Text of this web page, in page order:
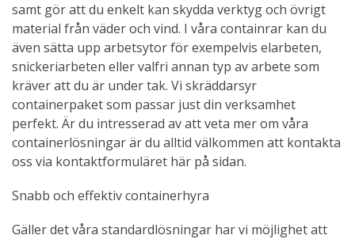
samt gör att du enkelt kan skydda verktyg och övrigt
material från väder och vind. I våra containrar kan du
även sätta upp arbetsytor för exempelvis elarbeten,
snickeriarbeten eller valfri annan typ av arbete som
kräver att du är under tak. Vi skräddarsyr
containerpaket som passar just din verksamhet
perfekt. Är du intresserad av att veta mer om våra
containerlösningar är du alltid välkommen att kontakta
oss via kontaktformuläret här på sidan.
Snabb och effektiv containerhyra
Gäller det våra standardlösningar har vi möjlighet att